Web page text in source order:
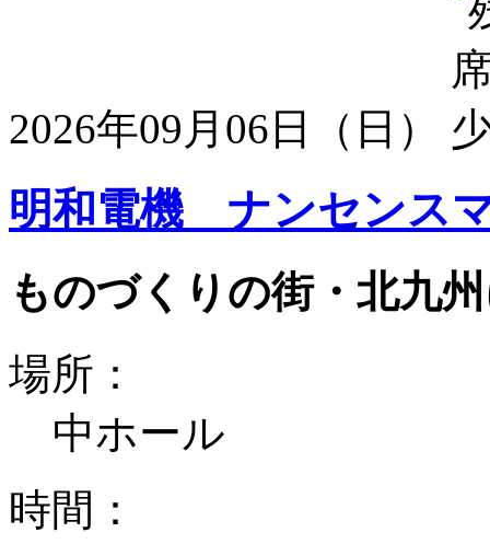
2026年09月06日（日）
明和電機 ナンセンス
ものづくりの街・北九
場所：
中ホール
時間：